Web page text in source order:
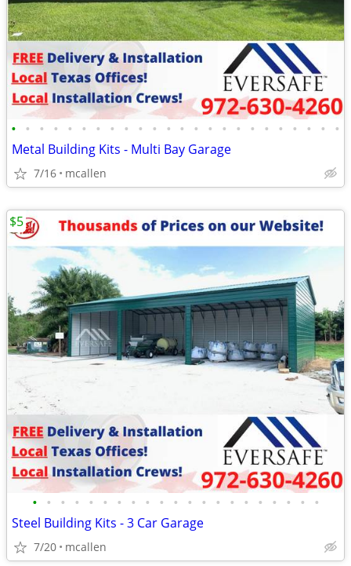
• • • • • • • • • • • • • • • • • • • • • • • •
Metal Building Kits - Multi Bay Garage
7/16 mcallen
• • • • • • • • • • • • • • • • • • • • •
Steel Building Kits - 3 Car Garage
7/20 mcallen
$5